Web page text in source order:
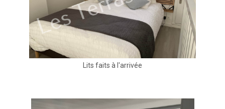
Lits faits à l'arrivée